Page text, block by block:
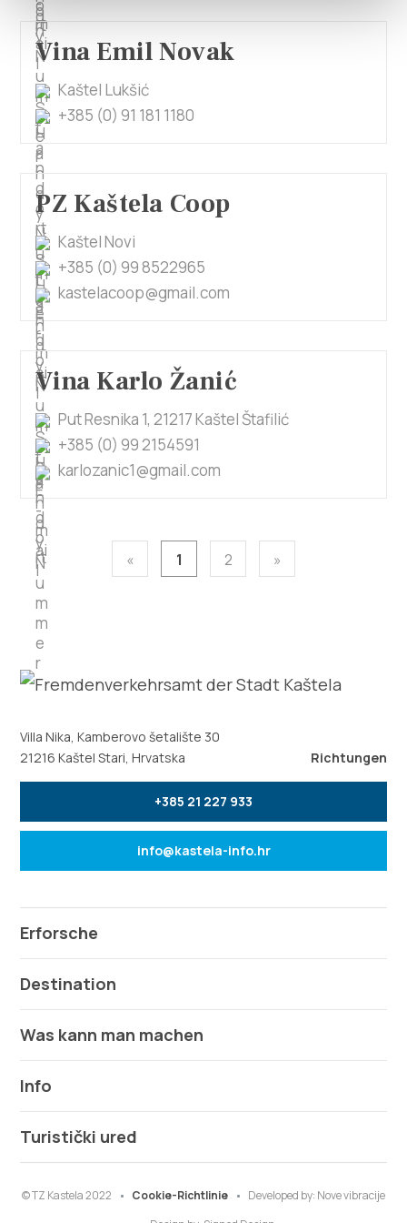
Vina Emil Novak
Kaštel Lukšić
+385 (0) 91 181 1180
PZ Kaštela Coop
Kaštel Novi
+385 (0) 99 8522965
kastelacoop@gmail.com
Vina Karlo Žanić
Put Resnika 1, 21217 Kaštel Štafilić
+385 (0) 99 2154591
karlozanic1@gmail.com
« 1 2 »
Villa Nika, Kamberovo šetalište 30
21216 Kaštel Stari, Hrvatska
Richtungen
+385 21 227 933
info@kastela-info.hr
Erforsche
Destination
Was kann man machen
Info
Turistički ured
© TZ Kastela 2022 Cookie-Richtlinie Developed by: Nove vibracije